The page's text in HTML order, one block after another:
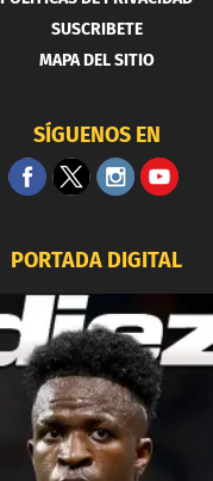
SUSCRIBETE
MAPA DEL SITIO
SÍGUENOS EN
PORTADA DIGITAL